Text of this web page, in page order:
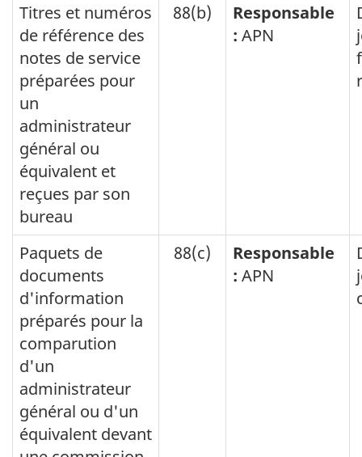
Titres et numéros
de référence des
notes de service
préparées pour
un
administrateur
général ou
équivalent et
reçues par son
bureau
88(b)
Responsable
: APN
Paquets de
documents
d'information
préparés pour la
comparution
d'un
administrateur
général ou d'un
équivalent devant
88(c)
Responsable
: APN